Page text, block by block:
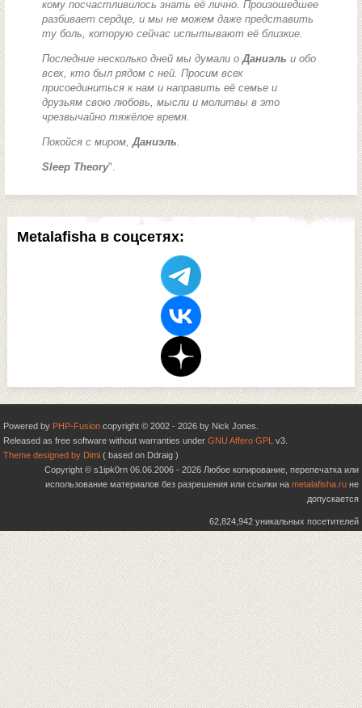
Metalafisha в соцсетях:
кому посчастливилось знать её лично. Произошедшее
разбивает сердце, и мы не можем даже представить
ту боль, которую сейчас испытывают её близкие.
Последние несколько дней мы думали оДаниэль и обо
всех, кто был рядом с ней. Просим всех
присоединиться к нам и направить её семье и
друзьям свою любовь, мысли и молитвы в это
чрезвычайно тяжёлое время.
Покойся с миром,Даниэль.
Sleep Theory".
Powered by PHP-Fusion copyright © 2002 - 2026 by Nick Jones.
Released as free software without warranties under GNU Affero GPL v3.
Theme designed by Dimi ( based on Ddraig )
Copyright © s1ipk0rn 06.06.2006 - 2026 Любое копирование, перепечатка или
использование материалов без разрешения или ссылки на metalafisha.ru не
допускается
62,824,942 уникальных посетителей